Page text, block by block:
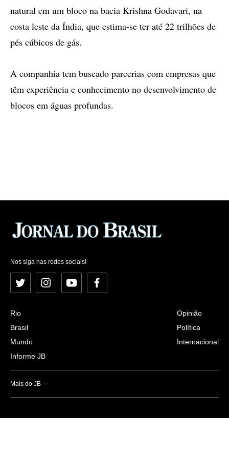
natural em um bloco na bacia Krishna Godavari, na
costa leste da Índia, que estima-se ter até 22 trilhões de
pés cúbicos de gás.
A companhia tem buscado parcerias com empresas que
têm experiência e conhecimento no desenvolvimento de
blocos em águas profundas.
Nos siga nas redes sociais!
Twitter InstagramYouTubeFacebook
Rio
Brasil
Mundo
Informe JB
Opinião
Política
Internacional
Mais do JB
Esportes